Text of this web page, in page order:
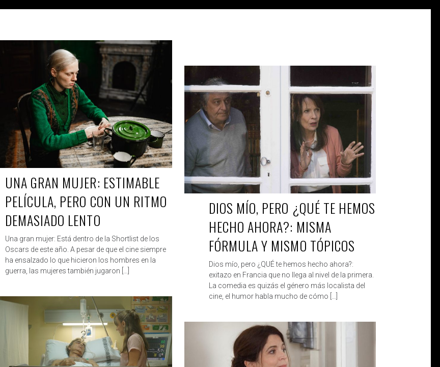
ROBERTO DIC 25, 2019
UNA GRAN MUJER: ESTIMABLE
PELÍCULA, PERO CON UN RITMO
DEMASIADO LENTO
Una gran mujer: Está dentro de la Shortlist de los
Oscars de este año. A pesar de que el cine siempre
ha ensalzado lo que hicieron los hombres en la
guerra, las mujeres también jugaron […]
DIOS MÍO, PERO ¿QUÉ TE HEMOS
HECHO AHORA?: MISMA
FÓRMULA Y MISMO TÓPICOS
Dios mío, pero ¿QUÉ te hemos hecho ahora?:
exitazo en Francia que no llega al nivel de la primera.
La comedia es quizás el género más localista del
cine, el humor habla mucho de cómo […]
ROBERTO
ROBERTO DIC 14, 2019